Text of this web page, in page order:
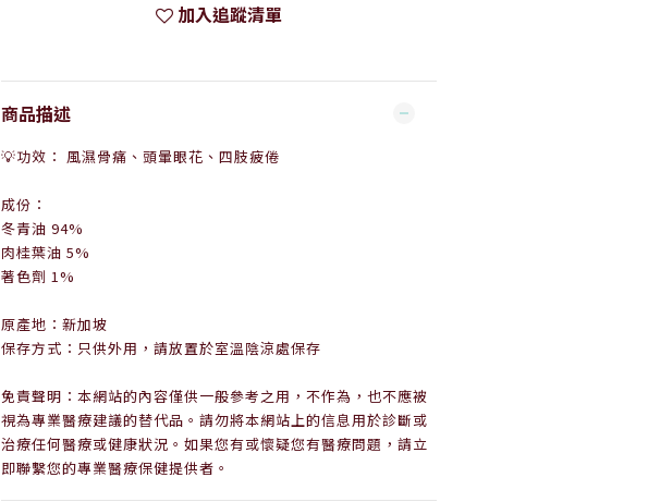
加入追蹤清單
商品描述
💡功效： 風濕骨痛、頭暈眼花、四肢疲倦
成份：
冬青油 94%
肉桂葉油 5%
著色劑 1%
原產地：新加坡
保存方式：只供外用，請放置於室溫陰涼處保存
免責聲明：本網站的內容僅供一般參考之用，不作為，也不應被
視為專業醫療建議的替代品。請勿將本網站上的信息用於診斷或
治療任何醫療或健康狀況。如果您有或懷疑您有醫療問題，請立
即聯繫您的專業醫療保健提供者。